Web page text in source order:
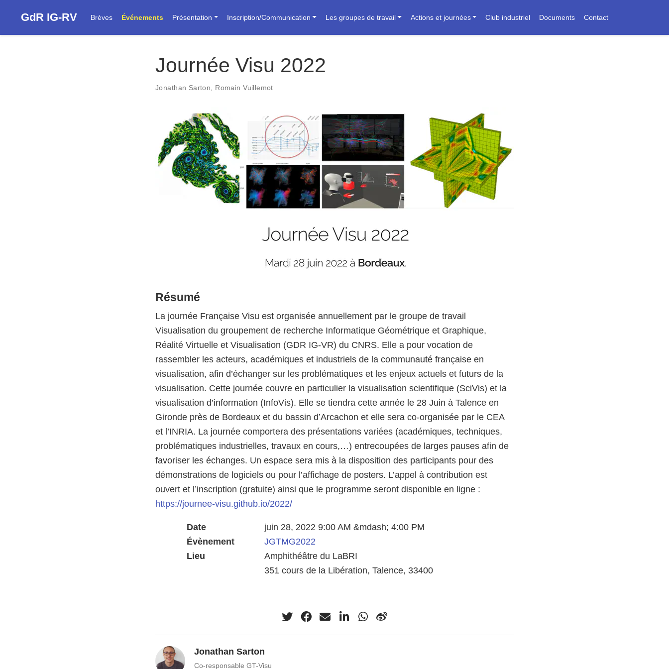
GdR IG-RV Brèves Événements Présentation Inscription/Communication Les groupes de travail Actions et journées Club industriel Documents Contact
Journée Visu 2022
Jonathan Sarton Romain Vuillemot
Résumé
La journée Française Visu est organisée annuellement par le groupe de travail
Visualisation du groupement de recherche Informatique Géométrique et Graphique,
Réalité Virtuelle et Visualisation (GDR IG-VR) du CNRS. Elle a pour vocation de
rassembler les acteurs, académiques et industriels de la communauté française en
visualisation, afin d’échanger sur les problématiques et les enjeux actuels et futurs de la
visualisation. Cette journée couvre en particulier la visualisation scientifique (SciVis) et la
visualisation d’information (InfoVis). Elle se tiendra cette année le 28 Juin à Talence en
Gironde près de Bordeaux et du bassin d’Arcachon et elle sera co-organisée par le CEA
et l’INRIA. La journée comportera des présentations variées (académiques, techniques,
problématiques industrielles, travaux en cours,…) entrecoupées de larges pauses afin de
favoriser les échanges. Un espace sera mis à la disposition des participants pour des
démonstrations de logiciels ou pour l’affichage de posters. L’appel à contribution est
ouvert et l’inscription (gratuite) ainsi que le programme seront disponible en ligne :
https://journee-visu.github.io/2022/
Date
juin 28, 2022 9:00 AM &mdash; 4:00 PM
Évènement
JGTMG2022
Lieu
Amphithéâtre du LaBRI
351 cours de la Libération, Talence, 33400
Jonathan Sarton
Co-responsable GT-Visu